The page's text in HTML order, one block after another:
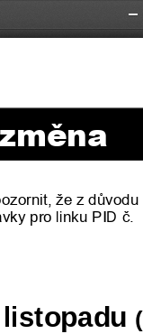
že z důvodu
pro linku PID č.
listopadu (